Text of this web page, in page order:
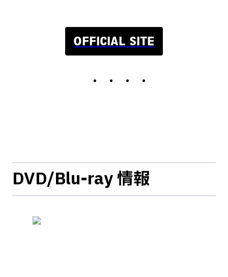
OFFICIAL SITE
DVD/Blu-ray 情報